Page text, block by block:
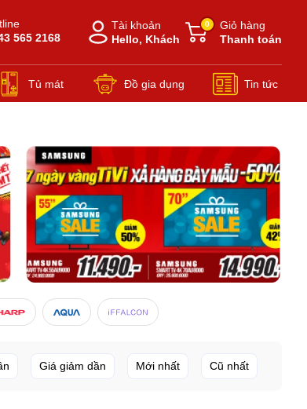
565 2168
Tài khoản
Hello, Khách
Giỏ hàng
Thanh toán
0
Tủ mát Đồ gia dụng Tin tức
Giá giảm dần Mới nhất Cũ nhất